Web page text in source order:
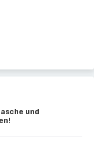
und